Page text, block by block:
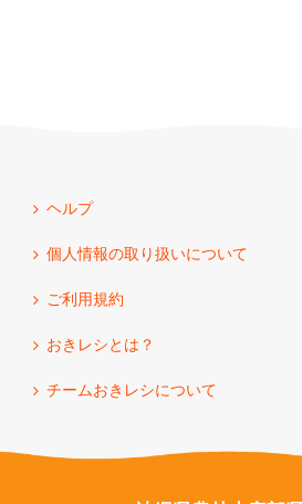
ヘルプ
個人情報の取り扱いについて
ご利用規約
おきレシとは？
チームおきレシについて